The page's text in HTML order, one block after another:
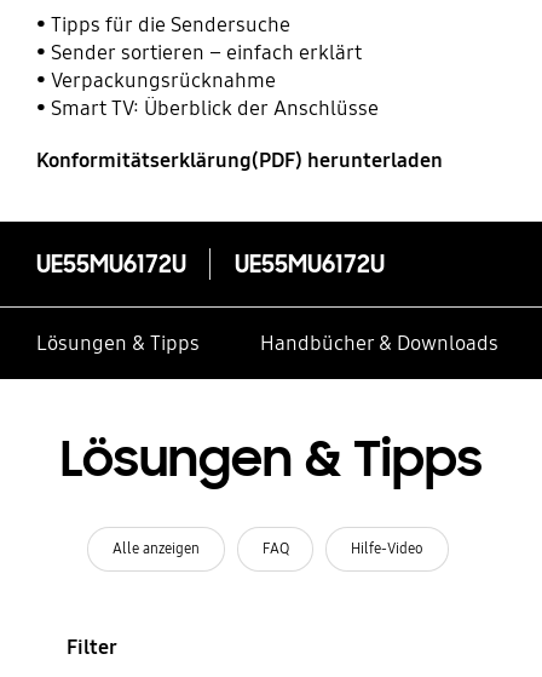
Tipps für die Sendersuche
Sender sortieren – einfach erklärt
Verpackungsrücknahme
Smart TV: Überblick der Anschlüsse
Konformitätserklärung(PDF) herunterladen
UE55MU6172U UE55MU6172U
Lösungen & Tipps Handbücher & Downloads
Lösungen & Tipps
Alle anzeigen FAQ Hilfe-Video
Filter